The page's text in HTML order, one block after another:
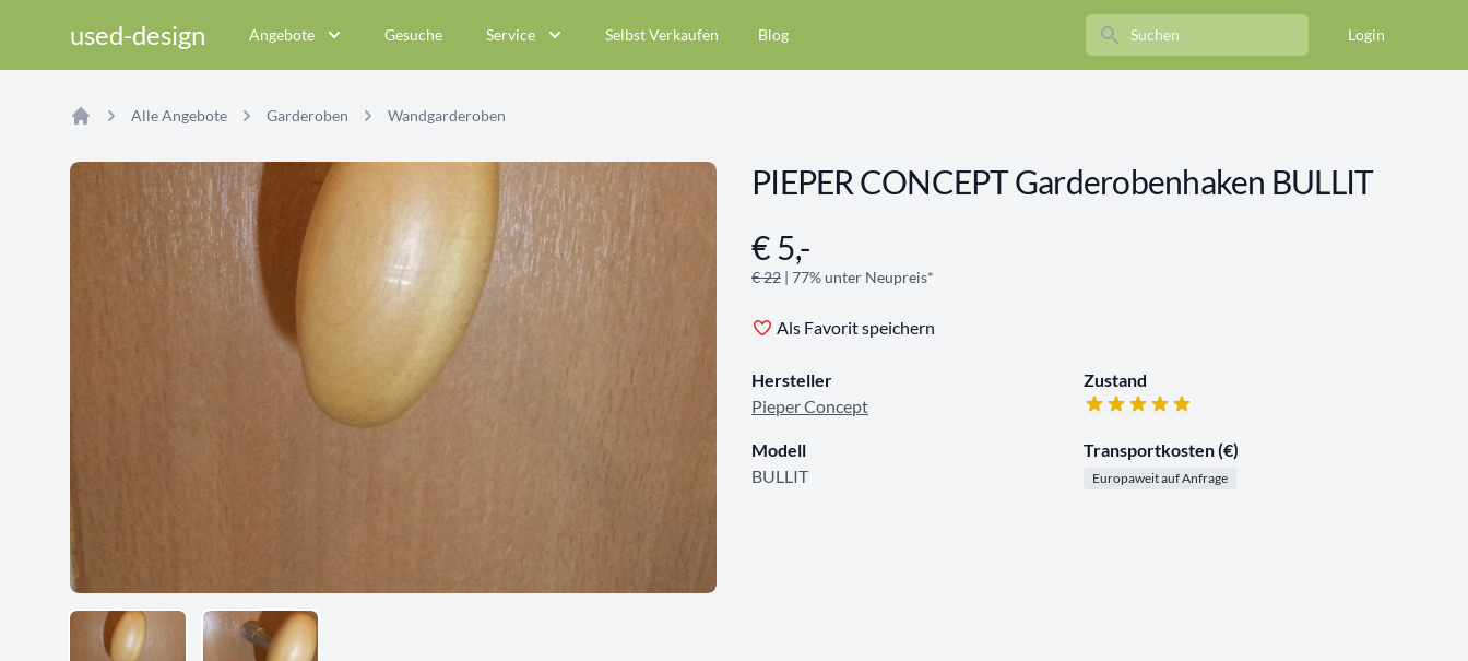
used-design Angebote Gesuche Service Selbst Verkaufen Blog Search Login
Alle Angebote Garderoben Wandgarderoben
PIEPER CONCEPT Garderobenhaken BULLIT
Angebotsinformationen
€ 5,-
€ 22 | 77% unter Neupreis*
Als Favorit speichern
Hersteller
Pieper Concept
Zustand
Modell
BULLIT
Transportkosten (€)
Europaweit auf Anfrage